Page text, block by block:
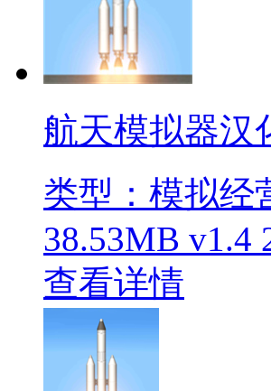
航天模拟器汉
类型：模拟经
38.53MB v1.4
查看详情